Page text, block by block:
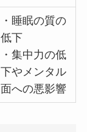
・睡眠の質の
低下
・集中力の低
下やメンタル
面への悪影響